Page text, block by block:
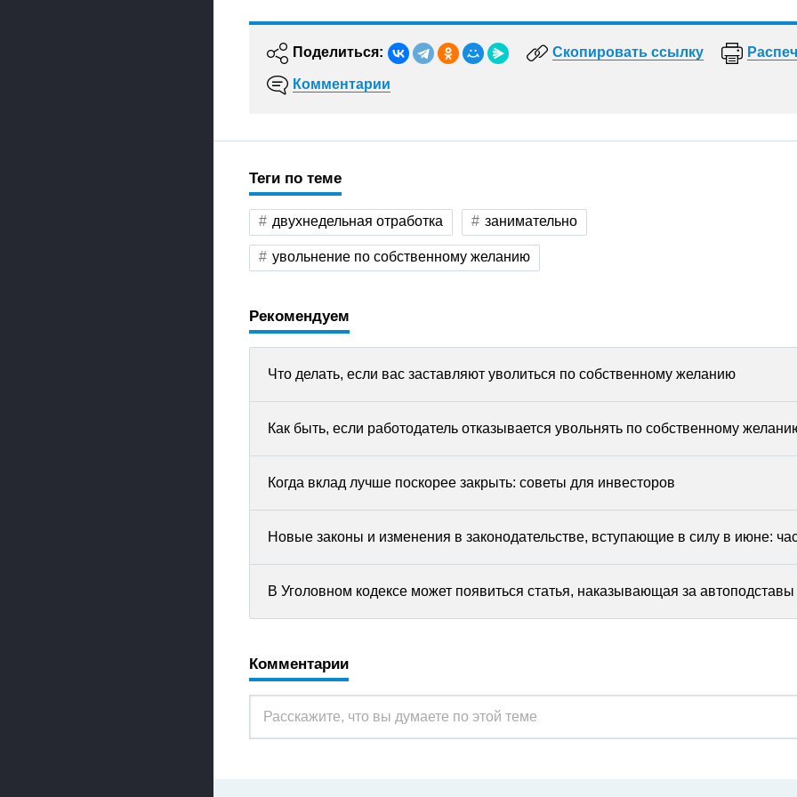
Поделиться: Скопировать ссылку
Комментарии
Теги по теме
двухнедельная отработка занимательно
увольнение по собственному желанию
Рекомендуем
Что делать, если вас заставляют уволиться по собственному желанию
Как быть, если работодатель отказывается увольнять по собственному
Когда вклад лучше поскорее закрыть: советы для инвесторов
Новые законы и изменения в законодательстве, вступающие в силу в июне:
В Уголовном кодексе может появиться статья, наказывающая за автоподставы
Комментарии